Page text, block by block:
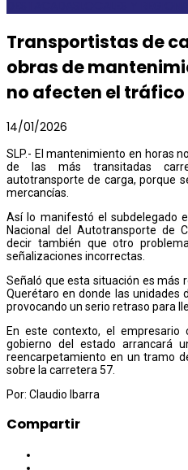
Transportistas de
obras de
no afecten el
14/01/2026
SLP.- El mantenimiento en horas
de las más transitadas
autotransporte de carga, porque
mercancías.
Así lo manifestó el subdelegado
Nacional del Autotransporte de
decir también que otro
señalizaciones incorrectas.
Señaló que esta situación es más
Querétaro en donde las unidades
provocando un serio retraso para
En este contexto, el empresario
gobierno del estado arrancará
reencarpetamiento en un tramo
sobre la carretera 57.
Por: Claudio Ibarra
Compartir